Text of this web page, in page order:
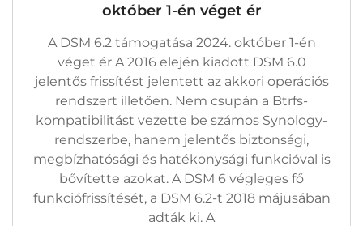
Október
Én
Véget
Ér
Bejegyzéshez
október 1-én véget ér
A DSM 6.2 támogatása 2024. október 1-én
véget ér A 2016 elején kiadott DSM 6.0
jelentős frissítést jelentett az akkori operációs
rendszert illetően. Nem csupán a Btrfs-
kompatibilitást vezette be számos Synology-
rendszerbe, hanem jelentős biztonsági,
megbízhatósági és hatékonysági funkcióval is
bővítette azokat. A DSM 6 végleges fő
funkciófrissítését, a DSM 6.2-t 2018 májusában
adták ki. A